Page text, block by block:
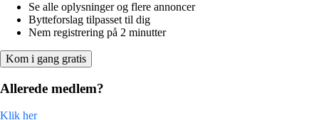
Se alle oplysninger og flere annoncer
Bytteforslag tilpasset til dig
Nem registrering på 2 minutter
Kom i gang gratis
Allerede medlem?
Klik her